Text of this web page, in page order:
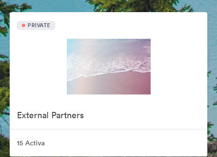
PRIVATE
External Partners
15 Activa